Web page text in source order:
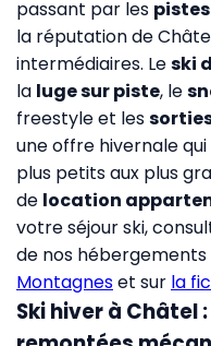
passant par les
la réputation de
intermédiaires. Leski
la luge sur piste, le
freestyle et les
une offre hivernale
plus petits aux plus
de location
votre séjour ski,
de nos hébergements
Montagneset sur la
Ski hiver à Châtel